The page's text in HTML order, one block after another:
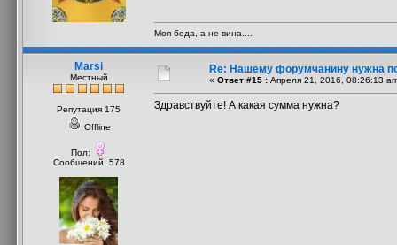
Моя беда, а не вина....
Marsi
Местный
Репутация 175
Offline
Пол:
Сообщений: 578
Re: Нашему форумчанину нужна
« Ответ #15 : Апреля 21, 2016, 08:26:13
Здравствуйте! А какая сумма нужна?